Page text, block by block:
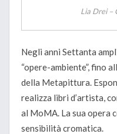
Lia Drei –
Negli anni Settanta
“opere-ambiente”, fino
della Metapittura.
realizza libri d’artista,
al MoMA. La sua opera
sensibilità cromatica.